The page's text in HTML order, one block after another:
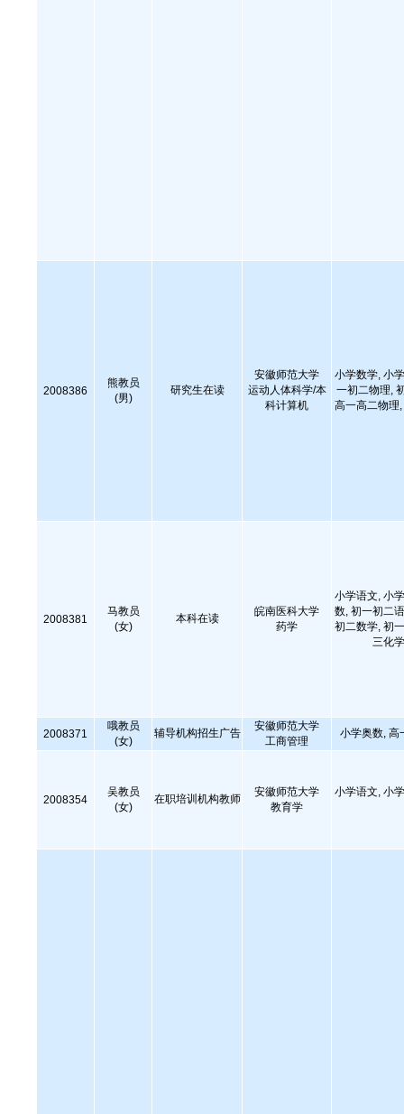
2008386
熊教员
(男)
研究生在读
安徽师范大学
运动人体科学/本
科计算机
小学数学, 小
一初二物理,
高一高二物理
2008381
马教员
(女)
本科在读
皖南医科大学
药学
小学语文, 小
数, 初一初二
初二数学, 初
三化
2008371
哦教员
(女)
辅导机构招生广告
安徽师范大学
工商管理
小学奥数, 高
2008354
吴教员
(女)
在职培训机构教师
安徽师范大学
教育学
小学语文, 小